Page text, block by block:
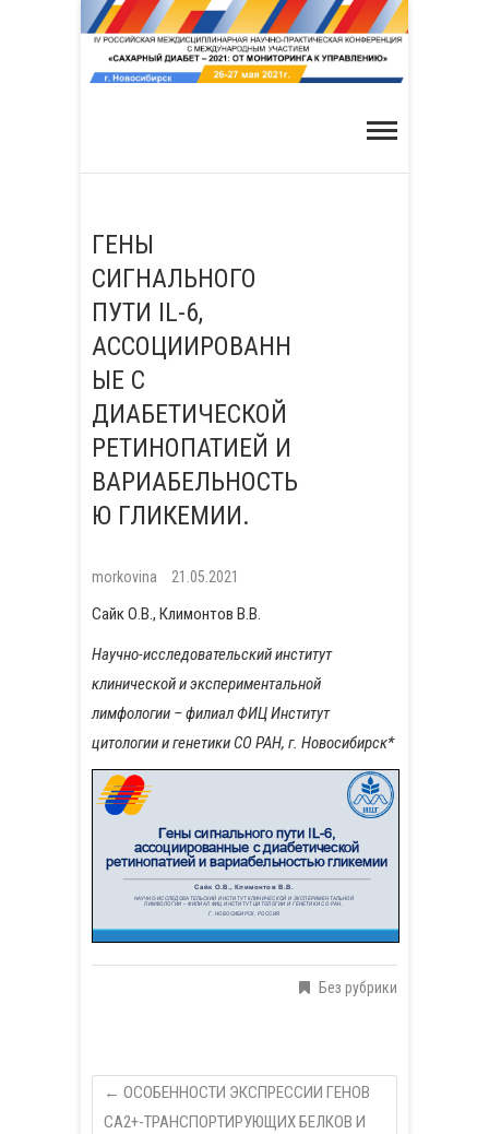
Skip
content
ГЕНЫ
СИГНАЛЬНОГО
ПУТИ IL-6,
АССОЦИИРОВАНН
ЫЕ С
ДИАБЕТИЧЕСКОЙ
РЕТИНОПАТИЕЙ И
ВАРИАБЕЛЬНОСТЬ
Ю ГЛИКЕМИИ.
morkovina 21.05.2021
Сайк О.В., Климонтов В.В.
Научно-исследовательский институт
клинической и экспериментальной
лимфологии – филиал ФИЦ Институт
цитологии и генетики СО РАН, г. Новосибирск*
Без рубрики
← ОСОБЕННОСТИ ЭКСПРЕССИИ ГЕНОВ
CA2+-ТРАНСПОРТИРУЮЩИХ БЕЛКОВ И